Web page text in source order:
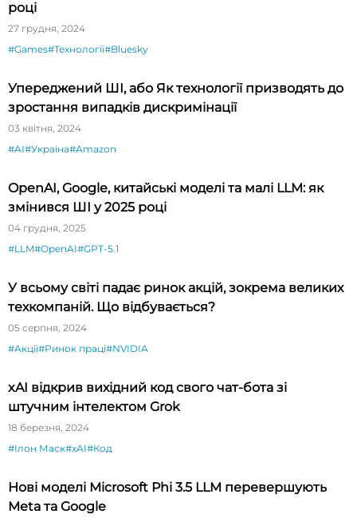
році
27 грудня, 2024
#Games#Технології#Bluesky
Упереджений ШІ, або Як технології призводять до
зростання випадків дискримінації
03 квітня, 2024
#AI#Україна#Amazon
OpenAI, Google, китайські моделі та малі LLM: як
змінився ШІ у 2025 році
04 грудня, 2025
#LLM#OpenAI#GPT-5.1
У всьому світі падає ринок акцій, зокрема великих
техкомпаній. Що відбувається?
05 серпня, 2024
#Акції#Ринок праці#NVIDIA
xAI відкрив вихідний код свого чат-бота зі
штучним інтелектом Grok
18 березня, 2024
#Ілон Маск#xAI#Код
Нові моделі Microsoft Phi 3.5 LLM перевершують
Meta та Google